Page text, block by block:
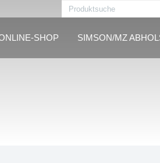
SHOP SIMSON/MZ